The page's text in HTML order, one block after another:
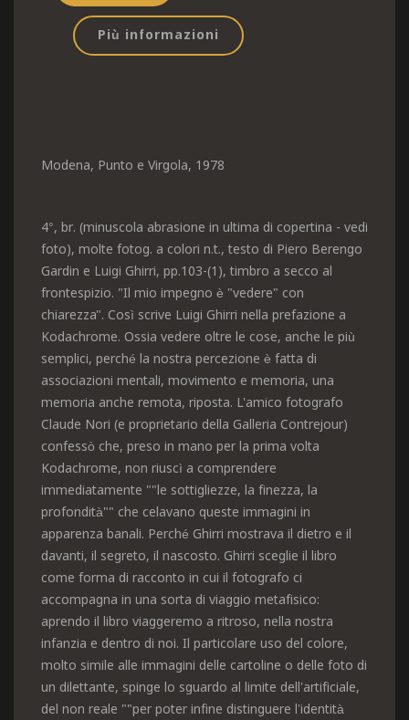
Più informazioni
Modena, Punto e Virgola, 1978
4°, br. (minuscola abrasione in ultima di copertina - vedi
foto), molte fotog. a colori n.t., testo di Piero Berengo
Gardin e Luigi Ghirri, pp.103-(1), timbro a secco al
frontespizio. "Il mio impegno è "vedere" con
chiarezza". Così scrive Luigi Ghirri nella prefazione a
Kodachrome. Ossia vedere oltre le cose, anche le più
semplici, perché la nostra percezione è fatta di
associazioni mentali, movimento e memoria, una
memoria anche remota, riposta. L'amico fotografo
Claude Nori (e proprietario della Galleria Contrejour)
confessò che, preso in mano per la prima volta
Kodachrome, non riuscì a comprendere
immediatamente ""le sottigliezze, la finezza, la
profondità"" che celavano queste immagini in
apparenza banali. Perché Ghirri mostrava il dietro e il
davanti, il segreto, il nascosto. Ghirri sceglie il libro
come forma di racconto in cui il fotografo ci
accompagna in una sorta di viaggio metafisico:
aprendo il libro viaggeremo a ritroso, nella nostra
infanzia e dentro di noi. Il particolare uso del colore,
molto simile alle immagini delle cartoline o delle foto di
un dilettante, spinge lo sguardo al limite dell'artificiale,
del non reale ""per poter infine distinguere l’identità